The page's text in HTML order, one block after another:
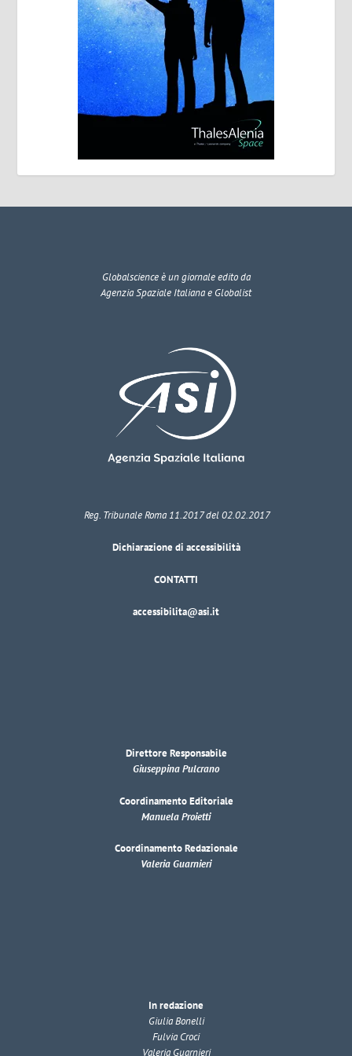
Globalscienceè un giornale edito da
Agenzia Spaziale Italiana e Globalist
Reg. Tribunale Roma 11.2017 del 02.02.2017
Dichiarazione di accessibilità
CONTATTI
accessibilita@asi.it
Direttore Responsabile
Giuseppina Pulcrano
Coordinamento Editoriale
Manuela Proietti
Coordinamento Redazionale
Valeria Guarnieri
In redazione
Giulia Bonelli
Fulvia Croci
Valeria Guarnieri